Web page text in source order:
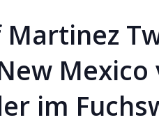
Martinez
Mexico
im